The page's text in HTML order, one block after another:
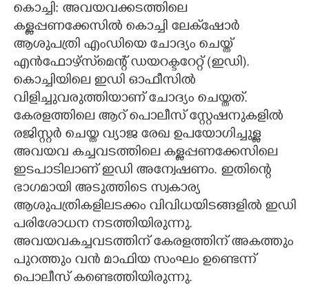
LITERATURE
ZOOM
CONTACT US
കൊച്ചി: അവയവക്കടത്തിലെ
കള്ളപ്പണക്കേസിൽ കൊച്ചി ലേക്‌ഷോർ
ആശുപത്രി എംഡിയെ ചോദ്യം ചെയ്ത്
എൻഫോഴ്സ്‌മെന്റ് ഡയറക്ടറേറ്റ് (ഇഡി)​.
കൊച്ചിയിലെ ഇഡി ഓഫീസിൽ
വിളിച്ചുവരുത്തിയാണ് ചോദ്യം ചെയ്തത്.
കേരളത്തിലെ ആറ് പൊലീസ് സ്റ്റേഷനുകളിൽ
രജിസ്റ്റർ ചെയ്ത വ്യാജ രേഖ ഉപയോഗിച്ചുള്ള
അവയവ കച്ചവടത്തിലെ കള്ളപ്പണക്കേസിലെ
ഇടപാടിലാണ് ഇഡി അന്വേഷണം. ഇതിന്റെ
ഭാഗമായി അടുത്തിടെ സ്വകാര്യ
ആശുപത്രികളിലടക്കം വിവിധയിടങ്ങളിൽ ഇഡി
പരിശോധന നടത്തിയിരുന്നു.
അവയവകച്ചവടത്തിന് കേരളത്തിന് അകത്തും
പുറത്തും വൻ മാഫിയ സംഘം ഉണ്ടെന്ന്
പൊലീസ് കണ്ടെത്തിയിരുന്നു.